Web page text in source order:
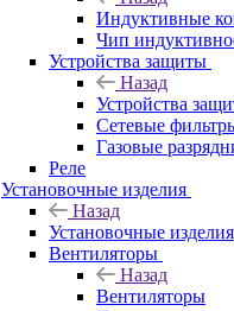
Индуктивные
Чип
Устройства защиты
Назад
Устройства
Сетевые
Газовые
Реле
Установочные изделия
Назад
Установочные изделия
Вентиляторы
Назад
Вентиляторы